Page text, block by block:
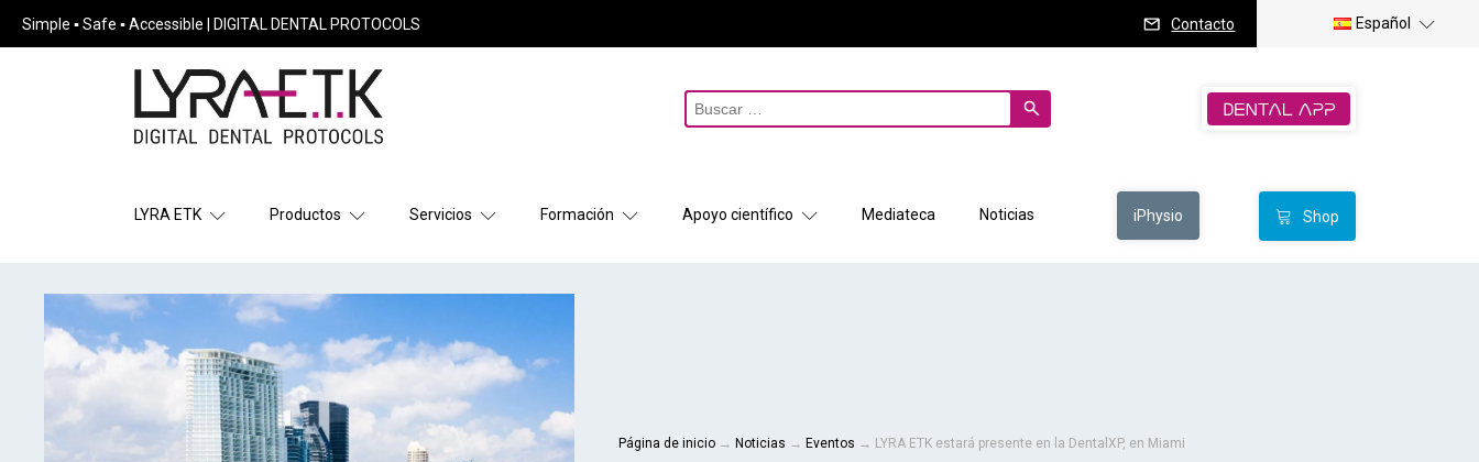
Simple ▪ Safe ▪ Accessible | DIGITAL DENTAL PROTOCOLS Contacto Español
Buscar:
LYRA ETK Productos Servicios Formación Apoyo científico Mediateca Noticias iPhysio Shop
Página de inicio→ Noticias → Eventos → LYRA ETK estará presente en la DentalXP, en Miami